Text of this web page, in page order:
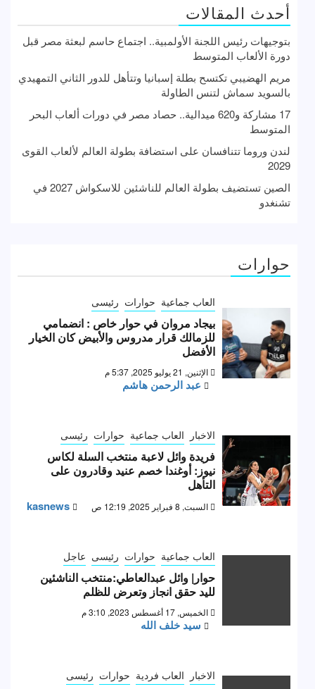
أحدث المقالات
بتوجيهات رئيس اللجنة الأولمبية.. اجتماع حاسم لبعثة مصر قبل
دورة الألعاب المتوسط
مريم الهضيبي تكتسح بطلة إسبانيا وتتأهل للدور الثاني التمهيدي
بالسويد سماش لتنس الطاولة
17 مشاركة و620 ميدالية.. حصاد مصر في دورات ألعاب البحر
المتوسط
لندن وروما تتنافسان على استضافة بطولة العالم لألعاب القوى
2029
الصين تستضيف بطولة العالم للناشئين للاسكواش 2027 في
تشنغدو
حوارات
العاب جماعية حوارات رئيسى
بيجاد مروان في حوار خاص : انضمامي
للزمالك قرار مدروس والأبيض كان الخيار
الأفضل
الإثنين, 21 يوليو 2025, 5:37 م
عبد الرحمن هاشم
الاخبار العاب جماعية حوارات رئيسى
فريدة وائل لاعبة منتخب السلة لكاس
نيوز: أوغندا خصم عنيد وقادرون على
التأهل
السبت, 8 فبراير 2025, 12:19 ص kasnews
العاب جماعية حوارات رئيسى عاجل
حوار| وائل عبدالعاطي:منتخب الناشئين
لليد حقق انجاز وتعرض للظلم
الخميس, 17 أغسطس 2023, 3:10 م
سيد خلف الله
الاخبار العاب فردية حوارات رئيسى